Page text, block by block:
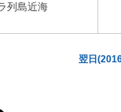
列島近海
翌日